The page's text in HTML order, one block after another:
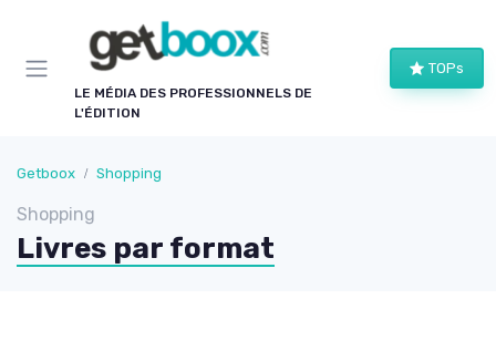
LE MÉDIA DES PROFESSIONNELS DE
L'ÉDITION
TOPs
Getboox Shopping
Shopping
Livres par format